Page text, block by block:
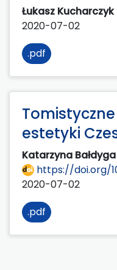
Łukasz Kucharczyk
2020-07-02
.pdf
estetyki
Katarzyna Bałdyga
https://doi.org/
2020-07-02
.pdf